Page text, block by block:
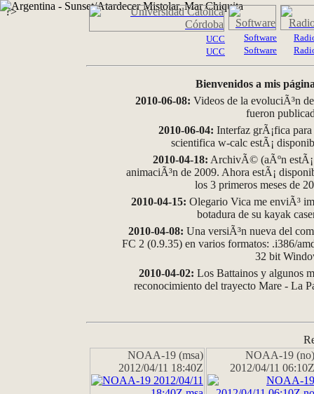
?>
UCC
UCC
Software
Software
Bienvenidos a mis
2010-06-08: Videos de la evoluciÃ³n
fueron
2010-06-04: Interfaz grÃ¡fica
scientifica w-calc estÃ¡
2010-04-18: ArchivÃ© (aÃºn
animaciÃ³n de 2009. Ahora estÃ¡
los 3 primeros meses de
2010-04-15: Olegario Vica me enviÃ³
botadura de su kayak
2010-04-08: Una versiÃ³n nueva del
FC 2 (0.9.35) en varios formatos: .i386/
32 bit
2010-04-02: Los Battainos y algunos
reconocimiento del trayecto Mare - La
NOAA-19 (msa)
2012/04/11 18:40Z
NOAA-19 (no)
2012/04/11 06:10Z